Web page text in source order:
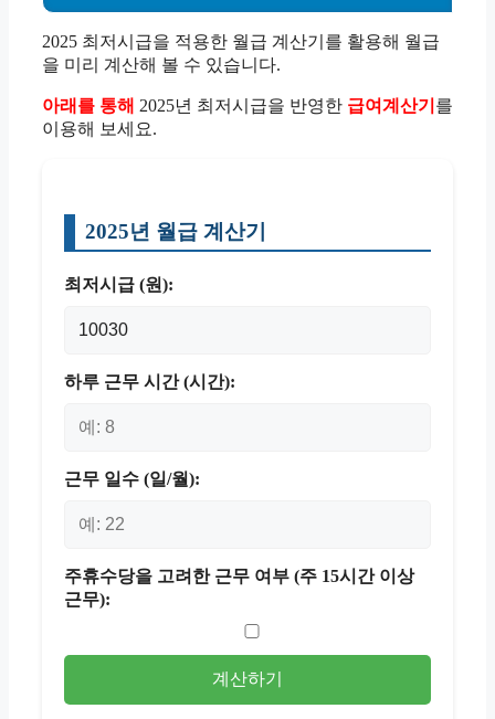
2025 최저시급을 적용한 월급 계산기를 활용해 월급
을 미리 계산해 볼 수 있습니다.
아래를 통해 2025년 최저시급을 반영한 급여계산기 를
이용해 보세요.
2025년 월급 계산기
최저시급 (원):
하루 근무 시간 (시간):
근무 일수 (일/월):
주휴수당을 고려한 근무 여부 (주 15시간 이상
근무):
계산하기